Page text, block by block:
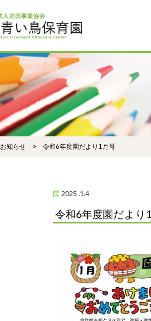
お知らせ 令和6年度園だより1月号
2025 .1.4
令和6年度園だより